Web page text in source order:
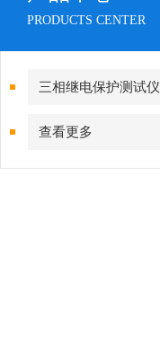
PRODUCTS CENTER
三相继电保护测试仪
查看更多